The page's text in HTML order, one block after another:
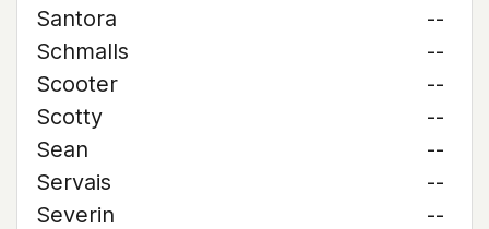
Santora
--
Schmalls
--
Scooter
--
Scotty
--
Sean
--
Servais
--
Severin
--